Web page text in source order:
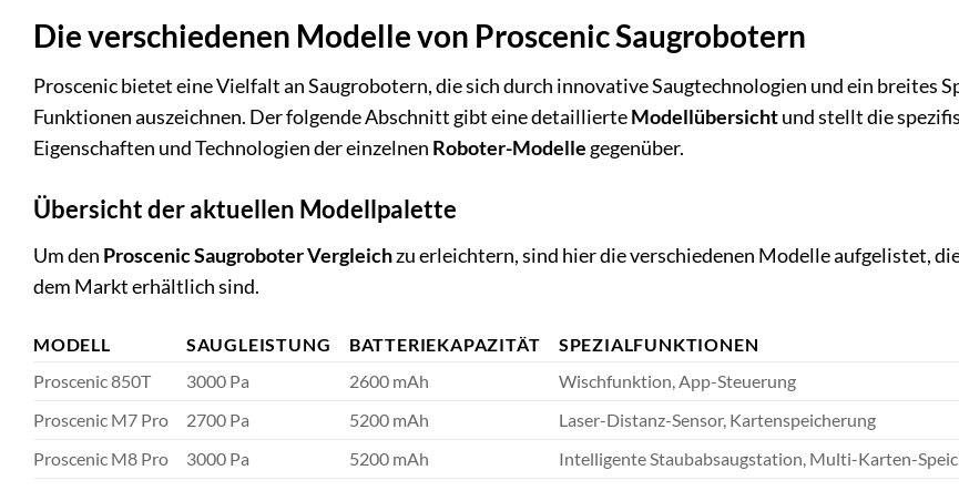
Die verschiedenen Modelle von Proscenic Saugrobotern
Proscenic bietet eine Vielfalt an Saugrobotern, die sich durch innovative Saugtechnologien und ein breites
Funktionen auszeichnen. Der folgende Abschnitt gibt eine detaillierteModellübersichtund stellt die
Eigenschaften und Technologien der einzelnen Roboter-Modelle gegenüber.
Übersicht der aktuellen Modellpalette
Um den Proscenic Saugroboter Vergleichzu erleichtern, sind hier die verschiedenen Modelle aufgelistet,
dem Markt erhältlich sind.
MODELL SAUGLEISTUNG BATTERIEKAPAZITÄT
SPEZIALFUNKTIONEN
Proscenic 850T
3000 Pa 2600 mAh
Wischfunktion, App-Steuerung
Proscenic M7 Pro
2700 Pa 5200 mAh
Laser-Distanz-Sensor, Kartenspeicherung
Proscenic M8 Pro
3000 Pa 5200 mAh Intelligente Staubabsaugstation, Multi-Karten-